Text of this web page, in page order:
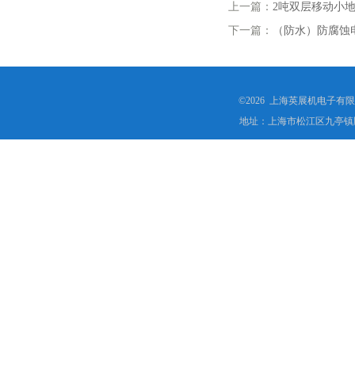
上一篇： 2吨双层移动小
下一篇：
（防水）防腐
©2026 上海英展机电子有
地址：上海市松江区九亭镇